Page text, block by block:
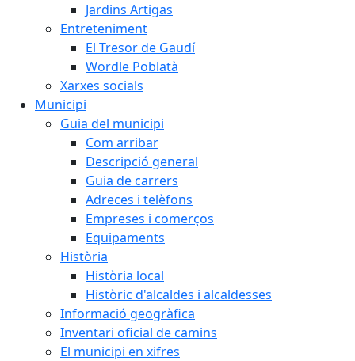
Jardins Artigas
Entreteniment
El Tresor de Gaudí
Wordle Poblatà
Xarxes socials
Municipi
Guia del municipi
Com arribar
Descripció general
Guia de carrers
Adreces i telèfons
Empreses i comerços
Equipaments
Història
Història local
Històric d'alcaldes i alcaldesses
Informació geogràfica
Inventari oficial de camins
El municipi en xifres